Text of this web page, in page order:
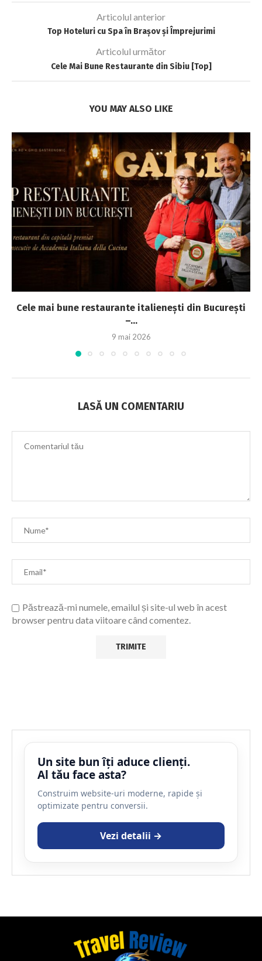
Articolul anterior
Top Hoteluri cu Spa în Brașov și Împrejurimi
Articolul următor
Cele Mai Bune Restaurante din Sibiu [Top]
YOU MAY ALSO LIKE
Cele mai bune restaurante italienești din București
–...
9 mai 2026
LASĂ UN COMENTARIU
Păstrează-mi numele, emailul și site-ul web în acest
browser pentru data viitoare când comentez.
Un site bun îți aduce clienți.
Al tău face asta?
Construim website-uri moderne, rapide și
optimizate pentru conversii.
Vezi detalii →